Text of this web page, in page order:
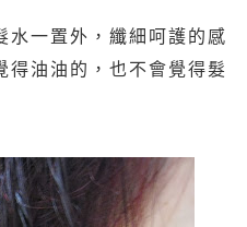
水一置外，纖細呵護的感
得油油的，也不會覺得髮